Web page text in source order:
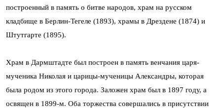
построенный в память о битве народов, храм на русском
кладбище в Берлин-Тегеле (1893), храмы в Дрездене (1874) и
Штутгарте (1895).
Храм в Дармштадте был построен в память венчания царя-
мученика Николая и царицы-мученицы Александры, которая
была родом из этого города. Заложен храм был в 1897 году, а
освящен в 1899-м. Оба торжества совершались в присутствии